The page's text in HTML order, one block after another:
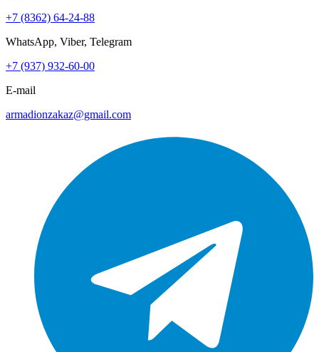
+7 (8362) 64-24-88
WhatsApp, Viber, Telegram
+7 (937) 932-60-00
E-mail
armadionzakaz@gmail.com